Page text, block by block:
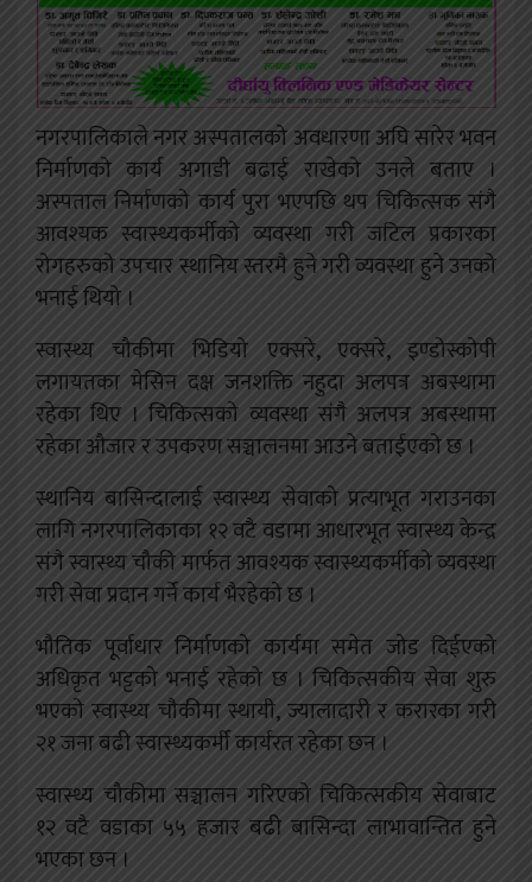
नगरपालिकाले नगर अस्पतालको अवधारणा अघि सारेर भवन
निर्माणको कार्य अगाडी बढाई राखेको उनले बताए ।
अस्पताल निर्माणको कार्य पुरा भएपछि थप चिकित्सक संगै
आवश्यक स्वास्थ्यकर्मीको व्यवस्था गरी जटिल प्रकारका
रोगहरुको उपचार स्थानिय स्तरमै हुने गरी व्यवस्था हुने उनको
भनाई थियो ।
स्वास्थ्य चौकीमा भिडियो एक्सरे, एक्सरे, इण्डोस्कोपी
लगायतका मेसिन दक्ष जनशक्ति नहुदा अलपत्र अबस्थामा
रहेका थिए । चिकित्सको व्यवस्था संगै अलपत्र अबस्थामा
रहेका औजार र उपकरण सञ्चालनमा आउने बताईएको छ ।
स्थानिय बासिन्दालाई स्वास्थ्य सेवाको प्रत्याभूत गराउनका
लागि नगरपालिकाका १२ वटै वडामा आधारभूत स्वास्थ्य केन्द्र
संगै स्वास्थ्य चौकी मार्फत आवश्यक स्वास्थ्यकर्मीको व्यवस्था
गरी सेवा प्रदान गर्ने कार्य भैरहेको छ ।
भौतिक पूर्वाधार निर्माणको कार्यमा समेत जोड दिईएको
अधिकृत भट्टको भनाई रहेको छ । चिकित्सकीय सेवा शुरु
भएको स्वास्थ्य चौकीमा स्थायी, ज्यालादारी र करारका गरी
२१ जना बढी स्वास्थ्यकर्मी कार्यरत रहेका छन ।
स्वास्थ्य चौकीमा सञ्चालन गरिएको चिकित्सकीय सेवाबाट
१२ वटै वडाका ५५ हजार बढी बासिन्दा लाभावान्तित हुने
भएका छन ।